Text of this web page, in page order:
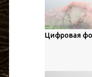
солнца.
заметны при
и ниже; при
описываются
Шервин
художника,
Харада
смысле,
Цифровая